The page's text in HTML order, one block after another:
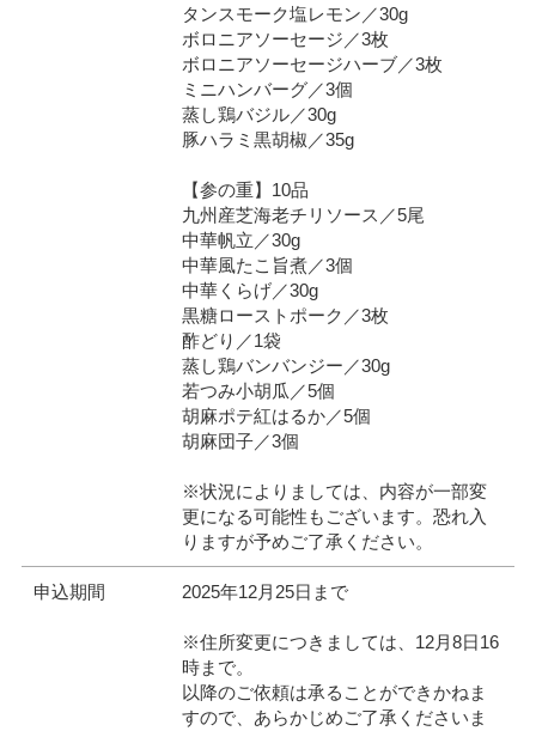
タンスモーク塩レモン／30g
ボロニアソーセージ／3枚
ボロニアソーセージハーブ／3枚
ミニハンバーグ／3個
蒸し鶏バジル／30g
豚ハラミ黒胡椒／35g
【参の重】10品
九州産芝海老チリソース／5尾
中華帆立／30g
中華風たこ旨煮／3個
中華くらげ／30g
黒糖ローストポーク／3枚
酢どり／1袋
蒸し鶏バンバンジー／30g
若つみ小胡瓜／5個
胡麻ポテ紅はるか／5個
胡麻団子／3個
※状況によりましては、内容が一部変
更になる可能性もございます。恐れ入
りますが予めご了承ください。
申込期間 2025年12月25日まで
※住所変更につきましては、12月8日16
時まで。
以降のご依頼は承ることができかねま
すので、あらかじめご了承くださいま